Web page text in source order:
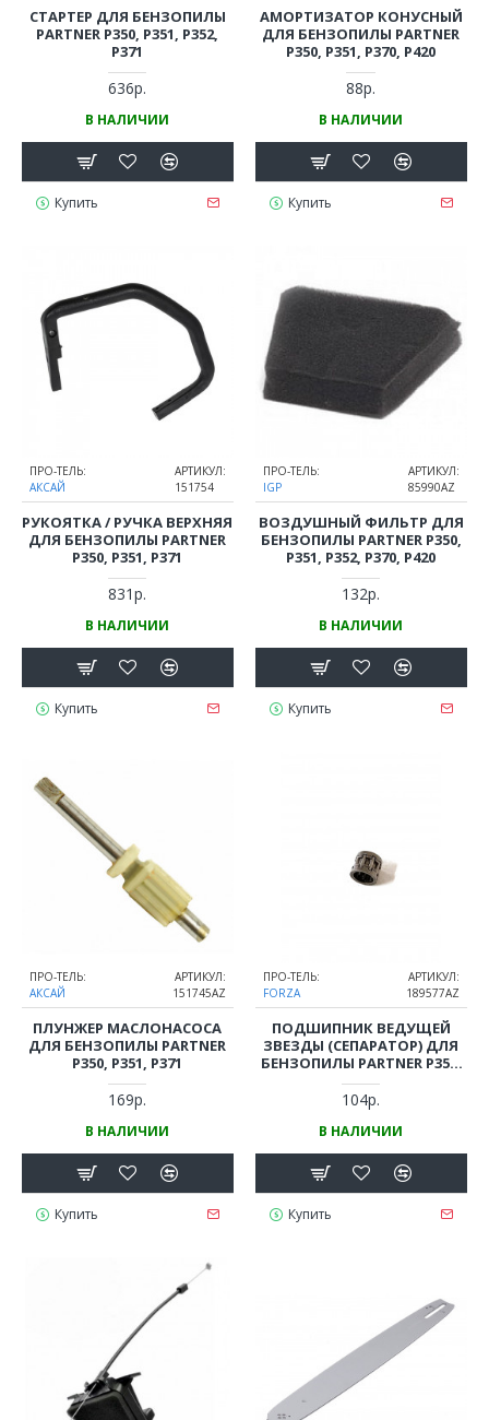
СТАРТЕР ДЛЯ БЕНЗОПИЛЫ
PARTNER P350, P351, P352,
P371
636р.
В НАЛИЧИИ
Купить
АМОРТИЗАТОР КОНУСНЫЙ
ДЛЯ БЕНЗОПИЛЫ PARTNER
P350, P351, P370, P420
88р.
В НАЛИЧИИ
Купить
ПРО-ТЕЛЬ:
АКСАЙ
АРТИКУЛ:
151754
РУКОЯТКА / РУЧКА ВЕРХНЯЯ
ДЛЯ БЕНЗОПИЛЫ PARTNER
P350, P351, P371
831р.
В НАЛИЧИИ
Купить
ПРО-ТЕЛЬ:
IGP
АРТИКУЛ:
85990AZ
ВОЗДУШНЫЙ ФИЛЬТР ДЛЯ
БЕНЗОПИЛЫ PARTNER P350,
P351, P352, P370, P420
132р.
В НАЛИЧИИ
Купить
ПРО-ТЕЛЬ:
АКСАЙ
АРТИКУЛ:
151745AZ
ПЛУНЖЕР МАСЛОНАСОСА
ДЛЯ БЕНЗОПИЛЫ PARTNER
P350, P351, P371
169р.
В НАЛИЧИИ
Купить
ПРО-ТЕЛЬ:
FORZA
АРТИКУЛ:
189577AZ
ПОДШИПНИК ВЕДУЩЕЙ
ЗВЕЗДЫ (СЕПАРАТОР) ДЛЯ
БЕНЗОПИЛЫ PARTNER P351,
HUSQVARNA 137, 142
104р.
В НАЛИЧИИ
Купить